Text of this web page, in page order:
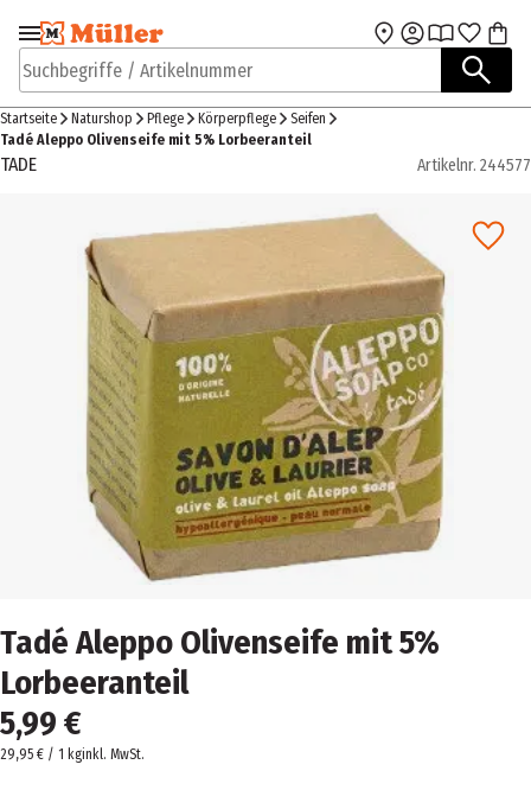
Zur Navigation
springen
Zum Hauptinhalt
Suchbegriffe / Artikelnummer
Startseite Naturshop Pflege Körperpflege
Seifen
Tadé Aleppo Olivenseife mit 5% Lorbeeranteil
TADE Artikelnr. 244577
Tadé Aleppo Olivenseife mit 5%
Lorbeeranteil
5,99 €
29,95 € / 1 kginkl. MwSt.